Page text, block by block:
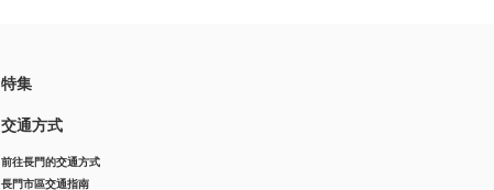
特集
交通方式
前往長門的交通方式
長門市區交通指南